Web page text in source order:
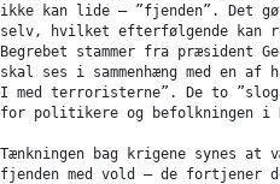
ikke kan lide – ”fjenden”. Det
selv, hvilket efterfølgende kan
Begrebet stammer fra præsident
skal ses i sammenhæng med en
I med terroristerne”. De to
for politikere og befolkningen i
Tænkningen bag krigene synes
fjenden med vold – de fortjener